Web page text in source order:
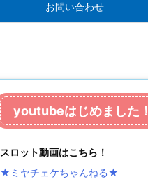
お問い合わせ
youtubeはじめました！
スロット動画はこちら！
★ミヤチェケちゃんねる★